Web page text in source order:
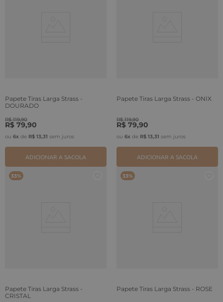
Papete Tiras Larga Strass -
DOURADO
R$ 119,90
R$ 79,90
ou 6x de R$ 13,31 sem juros
ADICIONAR A SACOLA
Papete Tiras Larga Strass - ONIX
R$ 119,90
R$ 79,90
ou 6x de R$ 13,31 sem juros
ADICIONAR A SACOLA
33%
Papete Tiras Larga Strass -
CRISTAL
33%
Papete Tiras Larga Strass - ROSE